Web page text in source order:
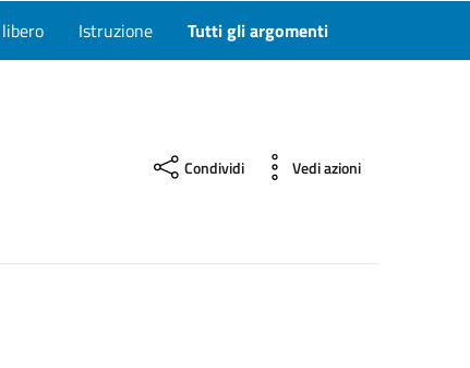
Istruzione Tutti gli argomenti
Condividi Vedi azioni